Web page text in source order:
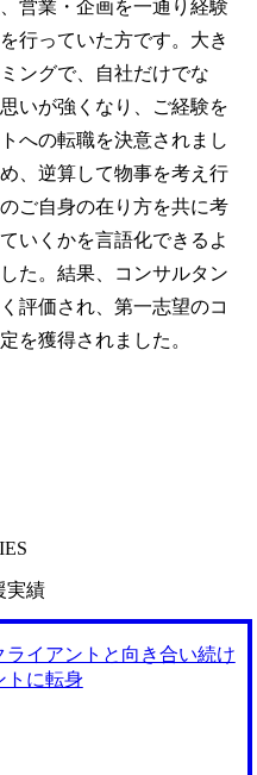
営業・企画を一通り経験
行っていた方です。大き
ングで、自社だけでな
いが強くなり、ご経験を
への転職を決意されまし
、逆算して物事を考え行
ご自身の在り方を共に考
いくかを言語化できるよ
た。結果、コンサルタン
評価され、第一志望のコ
を獲得されました。
実績
イアントと向き合い続け
トに転身